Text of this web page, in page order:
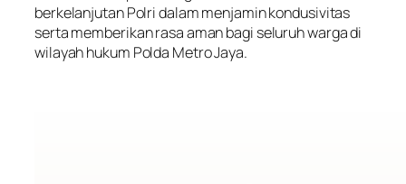
berkelanjutan Polri dalam menjamin kondusivitas
serta memberikan rasa aman bagi seluruh warga di
wilayah hukum Polda Metro Jaya.